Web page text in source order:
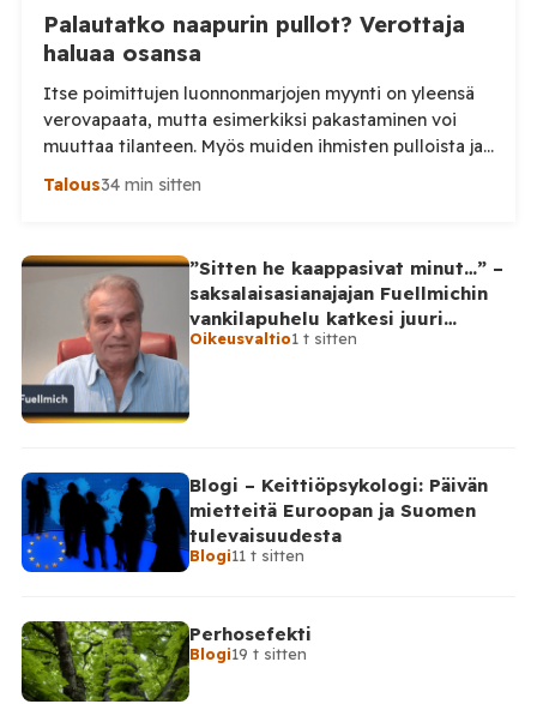
Palautatko naapurin pullot? Verottaja
haluaa osansa
Itse poimittujen luonnonmarjojen myynti on yleensä
verovapaata, mutta esimerkiksi pakastaminen voi
muuttaa tilanteen. Myös muiden ihmisten pulloista ja
tölkeistä saadut panttirahat ovat veronalaista
suomalainen hankkii lisätuloja myymällä itse
poimimiaan marjoja tai palauttamalla pulloja ja
tölkkejä. Keskuskauppakamarin mukaan näihin
liittyvät verosäännöt eivät kuitenkaan ole kaikille
tuttuja. Tilaa Posi […]
Talous34 min sitten
”Sitten he kaappasivat minut…” –
saksalaisasianajajan Fuellmichin
vankilapuhelu katkesi juuri
kriittisellä hetkellä
Oikeusvaltio1 t sitten
Blogi – Keittiöpsykologi: Päivän
mietteitä Euroopan ja Suomen
tulevaisuudesta
Blogi11 t sitten
Perhosefekti
Blogi19 t sitten